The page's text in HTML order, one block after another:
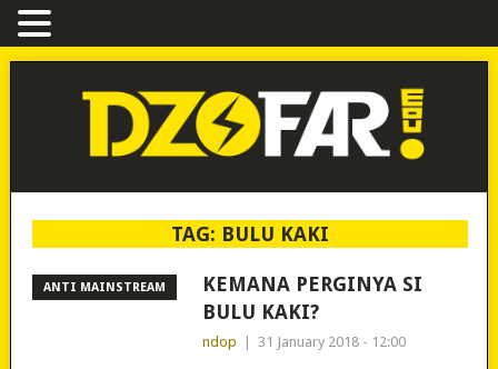
TAG: BULU KAKI
ANTI MAINSTREAM
KEMANA PERGINYA SI
BULU KAKI?
ndop 31 January 2018 - 12:00